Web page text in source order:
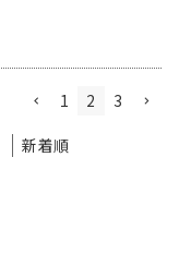
新着順
1 2 3